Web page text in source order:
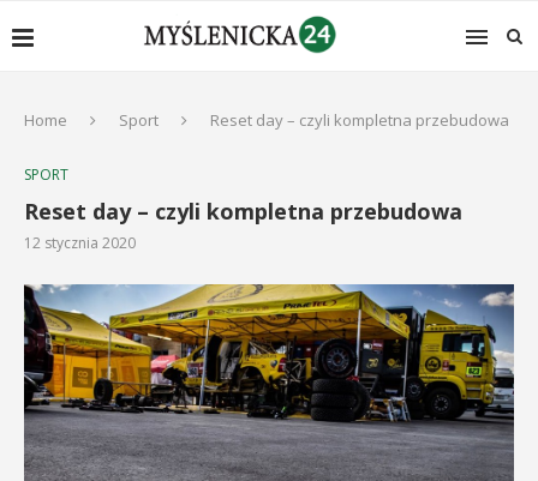
Home Sport Reset day – czyli kompletna przebudowa
SPORT
Reset day – czyli kompletna przebudowa
12 stycznia 2020